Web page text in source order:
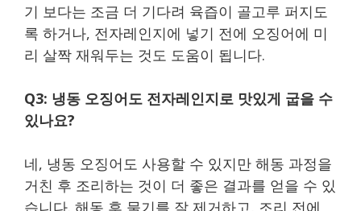
기 보다는 조금 더 기다려 육즙이 골고루 퍼지도
록 하거나, 전자레인지에 넣기 전에 오징어에 미
리 살짝 재워두는 것도 도움이 됩니다.
Q3: 냉동 오징어도 전자레인지로 맛있게 굽을 수
있나요?
네, 냉동 오징어도 사용할 수 있지만 해동 과정을
거친 후 조리하는 것이 더 좋은 결과를 얻을 수 있
습니다. 해동 후 물기를 잘 제거하고, 조리 전에